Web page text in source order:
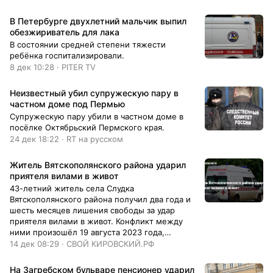
В Петербурге двухлетний мальчик выпил
обезжириватель для лака
В состоянии средней степени тяжести
ребёнка госпитализировали.
8 дек 10:28 · PITER TV
Неизвестный убил супружескую пару в
частном доме под Пермью
Супружескую пару убили в частном доме в
посёлке Октябрьский Пермского края.
24 дек 18:22 · RT на русском
Житель Вятскополянского района ударил
приятеля вилами в живот
43-летний житель села Слудка
Вятскополянского района получил два года и
шесть месяцев лишения свободы за удар
приятеля вилами в живот. Конфликт между
ними произошёл 19 августа 2023 года,
сообщили в прокуратуре Кировской области.
14 дек 08:29 · СВОЙ КИРОВСКИЙ.РФ
На Загребском бульваре пенсионер ударил